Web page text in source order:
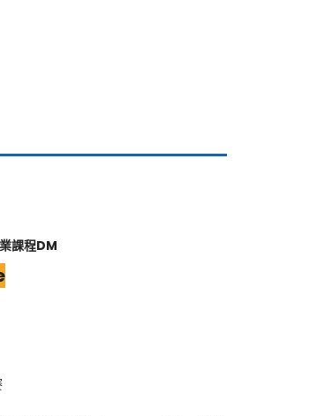
課程DM